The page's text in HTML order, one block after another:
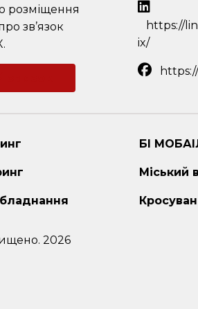
розміщення
зв’язок
https://
ix/
БІ
Міський
2026